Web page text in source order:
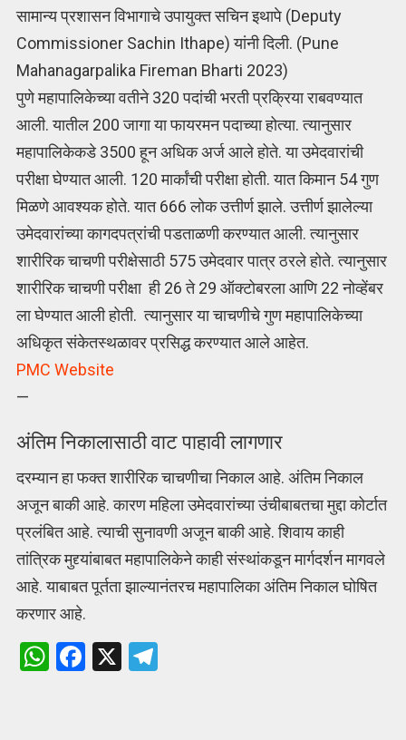
सामान्य प्रशासन विभागाचे उपायुक्त सचिन इथापे (Deputy
Commissioner Sachin Ithape) यांनी दिली. (Pune
Mahanagarpalika Fireman Bharti 2023)
पुणे महापालिकेच्या वतीने 320 पदांची भरती प्रक्रिया राबवण्यात
आली. यातील 200 जागा या फायरमन पदाच्या होत्या. त्यानुसार
महापालिकेकडे 3500 हून अधिक अर्ज आले होते. या उमेदवारांची
परीक्षा घेण्यात आली. 120 मार्कांची परीक्षा होती. यात किमान 54 गुण
मिळणे आवश्यक होते. यात 666 लोक उत्तीर्ण झाले. उत्तीर्ण झालेल्या
उमेदवारांच्या कागदपत्रांची पडताळणी करण्यात आली. त्यानुसार
शारीरिक चाचणी परीक्षेसाठी 575 उमेदवार पात्र ठरले होते. त्यानुसार
शारीरिक चाचणी परीक्षा ही 26 ते 29 ऑक्टोबरला आणि 22 नोव्हेंबर
ला घेण्यात आली होती. त्यानुसार या चाचणीचे गुण महापालिकेच्या
अधिकृत संकेतस्थळावर प्रसिद्ध करण्यात आले आहेत.
PMC Website
—
अंतिम निकालासाठी वाट पाहावी लागणार
दरम्यान हा फक्त शारीरिक चाचणीचा निकाल आहे. अंतिम निकाल
अजून बाकी आहे. कारण महिला उमेदवारांच्या उंचीबाबतचा मुद्दा कोर्टात
प्रलंबित आहे. त्याची सुनावणी अजून बाकी आहे. शिवाय काही
तांत्रिक मुद्द्यांबाबत महापालिकेने काही संस्थांकडून मार्गदर्शन मागवले
आहे. याबाबत पूर्तता झाल्यानंतरच महापालिका अंतिम निकाल घोषित
करणार आहे.
W F X T